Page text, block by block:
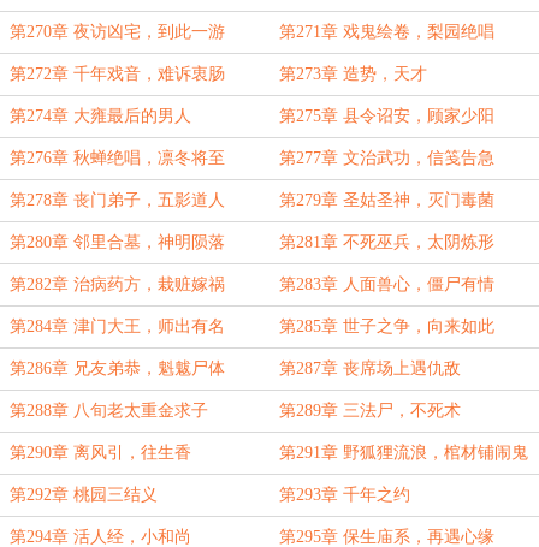
第270章 夜访凶宅，到此一游 第271章 戏鬼绘卷，梨园绝唱
第272章 千年戏音，难诉衷肠 第273章 造势，天才
第274章 大雍最后的男人 第275章 县令诏安，顾家少阳
第276章 秋蝉绝唱，凛冬将至 第277章 文治武功，信笺告急
第278章 丧门弟子，五影道人 第279章 圣姑圣神，灭门毒菌
第280章 邻里合墓，神明陨落 第281章 不死巫兵，太阴炼形
第282章 治病药方，栽赃嫁祸 第283章 人面兽心，僵尸有情
第284章 津门大王，师出有名 第285章 世子之争，向来如此
第286章 兄友弟恭，魁魃尸体 第287章 丧席场上遇仇敌
第288章 八旬老太重金求子 第289章 三法尸，不死术
第290章 离风引，往生香 第291章 野狐狸流浪，棺材铺闹鬼
第292章 桃园三结义 第293章 千年之约
第294章 活人经，小和尚 第295章 保生庙系，再遇心缘